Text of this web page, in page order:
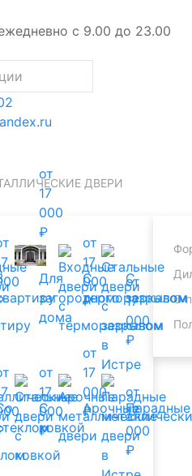
с 9.00 до 23.00
ДВЕРИ
Для
загородного
дома
от
17
000
₽
С
терморазрывом
от
17
000
₽
С
зеркалом
от
17
000
₽
С
ковкой
от
17
000
₽
Арочные
от
17
000
₽
Парадные
от
17
000
₽
О